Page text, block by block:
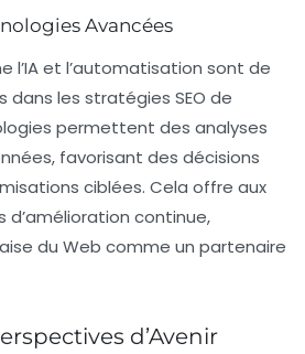
Avancées
l’IA et l’automatisation sont de
dans les stratégies SEO de
permettent des analyses
favorisant des décisions
ciblées. Cela offre aux
d’amélioration continue,
du Web comme un partenaire
d’Avenir